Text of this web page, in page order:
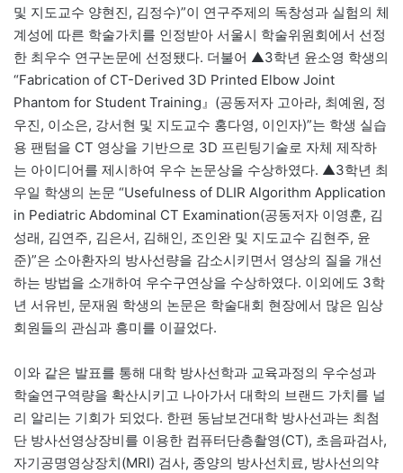
및 지도교수 양현진, 김정수)”이 연구주제의 독창성과 실험의 체
계성에 따른 학술가치를 인정받아 서울시 학술위원회에서 선정
한 최우수 연구논문에 선정됐다. 더불어 ▲3학년 윤소영 학생의
“Fabrication of CT-Derived 3D Printed Elbow Joint
Phantom for Student Training』(공동저자 고아라, 최예원, 정
우진, 이소은, 강서현 및 지도교수 홍다영, 이인자)”는 학생 실습
용 팬텀을 CT 영상을 기반으로 3D 프린팅기술로 자체 제작하
는 아이디어를 제시하여 우수 논문상을 수상하였다. ▲3학년 최
우일 학생의 논문 “Usefulness of DLIR Algorithm Application
in Pediatric Abdominal CT Examination(공동저자 이영훈, 김
성래, 김연주, 김은서, 김해인, 조인완 및 지도교수 김현주, 윤
준)”은 소아환자의 방사선량을 감소시키면서 영상의 질을 개선
하는 방법을 소개하여 우수구연상을 수상하였다. 이외에도 3학
년 서유빈, 문재원 학생의 논문은 학술대회 현장에서 많은 임상
회원들의 관심과 흥미를 이끌었다.
이와 같은 발표를 통해 대학 방사선학과 교육과정의 우수성과
학술연구역량을 확산시키고 나아가서 대학의 브랜드 가치를 널
리 알리는 기회가 되었다. 한편 동남보건대학 방사선과는 최첨
단 방사선영상장비를 이용한 컴퓨터단층촬영(CT), 초음파검사,
자기공명영상장치(MRI) 검사, 종양의 방사선치료, 방사선의약